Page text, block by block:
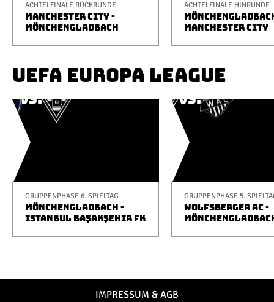
ACHTELFINALE RÜCKRUNDE
MANCHESTER CITY -
MÖNCHENGLADBACH
ACHTELFINALE HINRUNDE
MANCHESTER CITY
UEFA EUROPA LEAGUE
GRUPPENPHASE 6. SPIELTAG
MÖNCHENGLADBACH -
ISTANBUL BAŞAKŞEHIR FK
GRUPPENPHASE 5.
WOLFSBERGER AC -
IMPRESSUM & AGB